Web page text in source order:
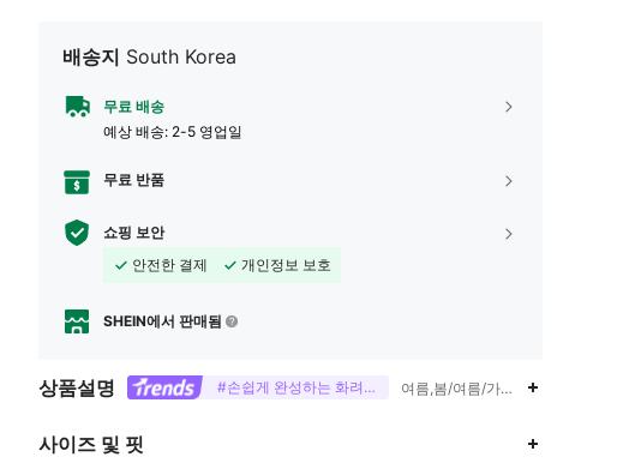
배송지 South Korea
무료 배송
예상 배송: 2-5 영업일
무료 반품
쇼핑 보안
안전한 결제
개인정보 보호
SHEIN에서 판매됨
상품설명 #손쉽게 완성하는 화려한 밤 여름,봄/여름/가을,하이 웨이스트,
사이즈 및 핏